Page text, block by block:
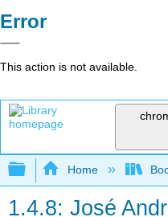
Error
This action is not available.
Expand/
Home
1.4.8: José